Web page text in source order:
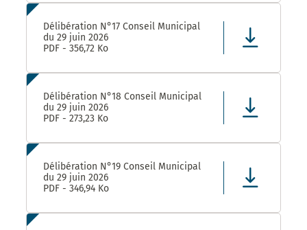
Délibération N°17 Conseil Municipal
du 29 juin 2026
PDF - 356,72 Ko
Délibération N°18 Conseil Municipal
du 29 juin 2026
PDF - 273,23 Ko
Délibération N°19 Conseil Municipal
du 29 juin 2026
PDF - 346,94 Ko